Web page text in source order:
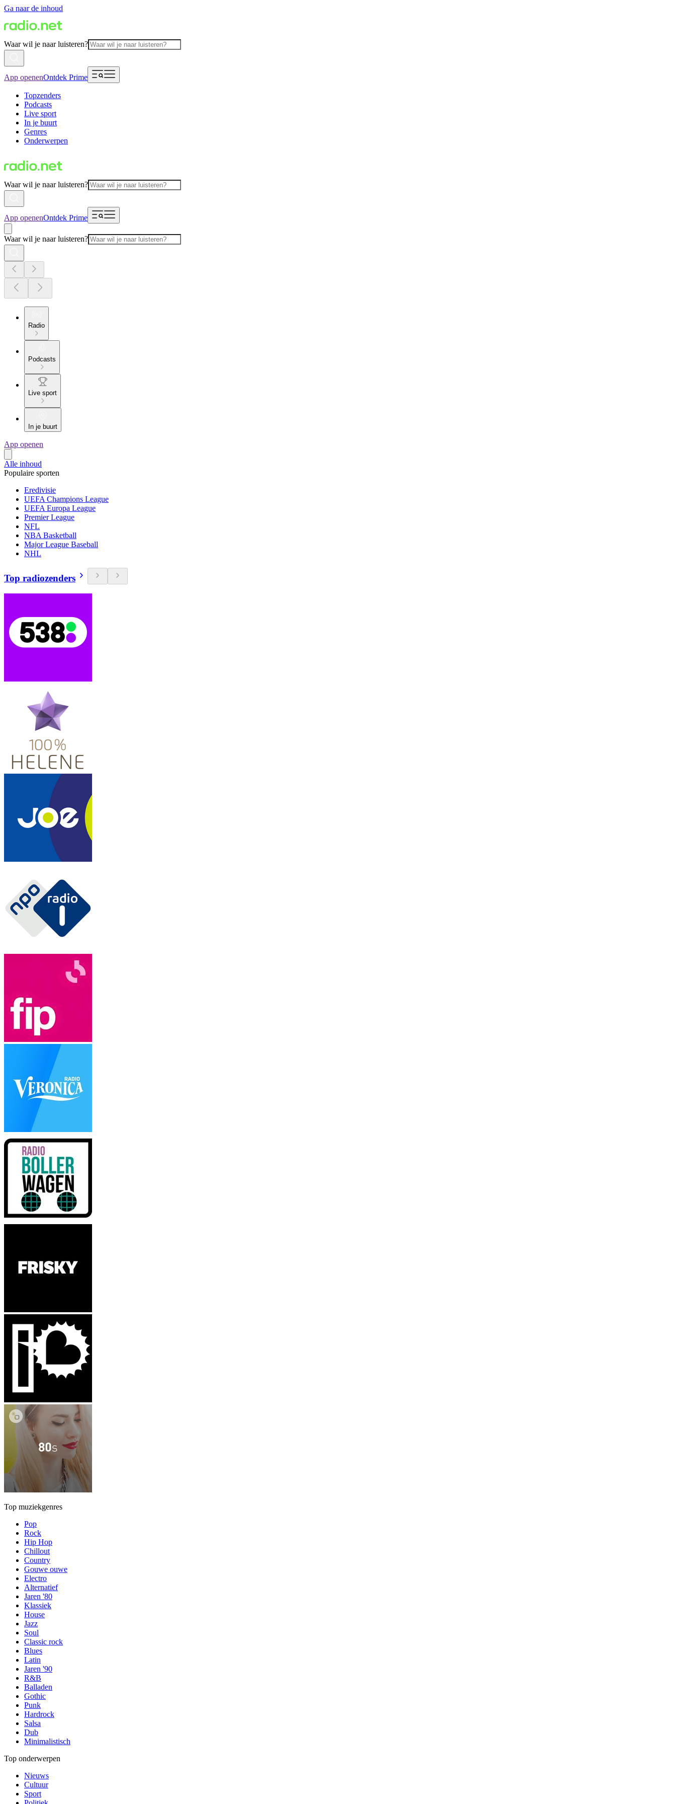
Ga naar de inhoud
Waar wil je naar luisteren?
App openenOntdek Prime
Topzenders
Podcasts
Live sport
In je buurt
Genres
Onderwerpen
Waar wil je naar luisteren?
App openenOntdek Prime
Waar wil je naar luisteren?
Radio
Podcasts
Live sport
In je buurt
App openen
Alle inhoud
Populaire sporten
Eredivisie
UEFA Champions League
UEFA Europa League
Premier League
NFL
NBA Basketball
Major League Baseball
NHL
Top radiozenders
Top muziekgenres
Pop
Rock
Hip Hop
Chillout
Country
Gouwe ouwe
Electro
Alternatief
Jaren '80
Klassiek
House
Jazz
Soul
Classic rock
Blues
Latin
Jaren '90
R&B
Balladen
Gothic
Punk
Hardrock
Salsa
Dub
Minimalistisch
Top onderwerpen
Nieuws
Cultuur
Sport